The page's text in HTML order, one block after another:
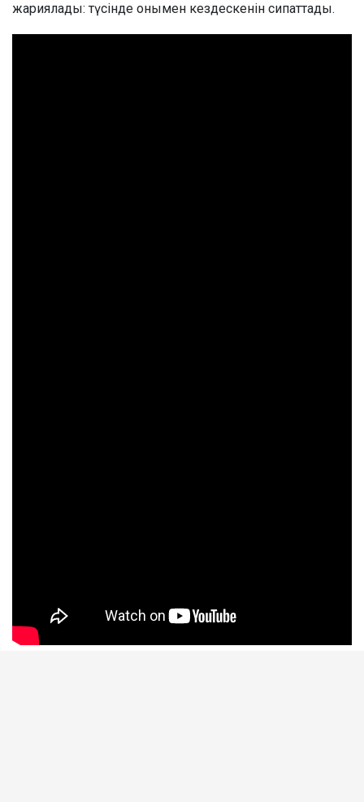
жариялады: түсінде онымен кездескенін сипаттады.